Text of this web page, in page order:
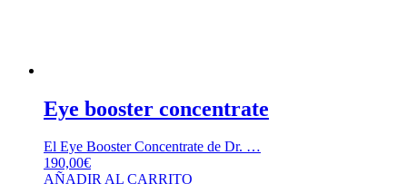
Eye booster concentrate
El Eye Booster Concentrate de Dr. …
190,00€
AÑADIR AL CARRITO